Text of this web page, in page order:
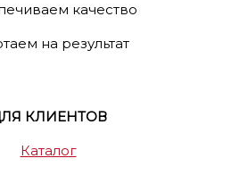
качество
на результат
КЛИЕНТОВ
Каталог